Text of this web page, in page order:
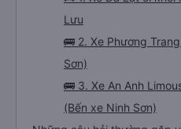
Lưu
🚌 2. Xe Phương
Sơn)
🚌 3. Xe An Anh
(Bến xe Ninh Sơn)